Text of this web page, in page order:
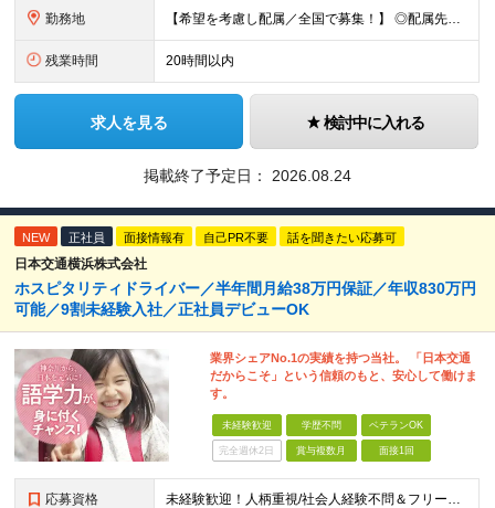
勤務地 【希望を考慮し配属／全国で募集！】 ◎配属先は希望考慮 ◎転勤なし！ ★関東 ■東京 板橋区/世⽥⾕区/練⾺区/⾜⽴区/⼤⽥区/江⼾川区/多摩市 ■千葉 千葉市/船橋市/柏市 ■神奈川 横浜市/厚⽊
残業時間 20時間以内
求人を見る 検討中に入れる
掲載終了予定日： 2026.08.24
NEW 正社員 面接情報有 自己PR不要 話を聞きたい応募可
日本交通横浜株式会社
ホスピタリティドライバー／半年間月給38万円保証／年収830万円
可能／9割未経験入社／正社員デビューOK
業界シェアNo.1の実績を持つ当社。 「日本交通
だからこそ」という信頼のもと、安心して働けま
す。
未経験歓迎 学歴不問 ベテランOK
完全週休2日 賞与複数月 面接1回
応募資格 未経験歓迎！人柄重視/社会人経験不問＆フリーターもOK ■普通自動車免許（AT限定可）を取得して1年以上経過している方 ※前職・学歴・ブランク・転職回数などは一切不問です。 <2種免許取得代は全額